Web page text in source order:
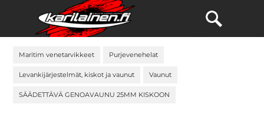
Maritim venetarvikkeet Purjevenehelat
Levankijärjestelmät, kiskot ja vaunut Vaunut
SÄÄDETTÄVÄ GENOAVAUNU 25MM KISKOON